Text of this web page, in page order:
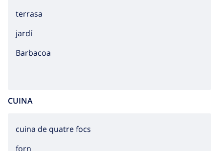
terrasa
jardí
barbacoa
CUINA
cuina de quatre focs
forn